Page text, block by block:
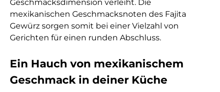
Geschmacksdimension verleiht. Die
mexikanischen Geschmacksnoten des Fajita
Gewürz sorgen somit bei einer Vielzahl von
Gerichten für einen runden Abschluss.
Ein Hauch von mexikanischem
Geschmack in deiner Küche